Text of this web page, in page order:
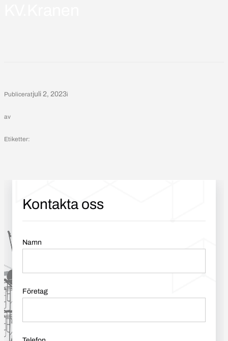
Publiceratjuli 2, 2023i
av
Etiketter:
Kontakta oss
Namn
Företag